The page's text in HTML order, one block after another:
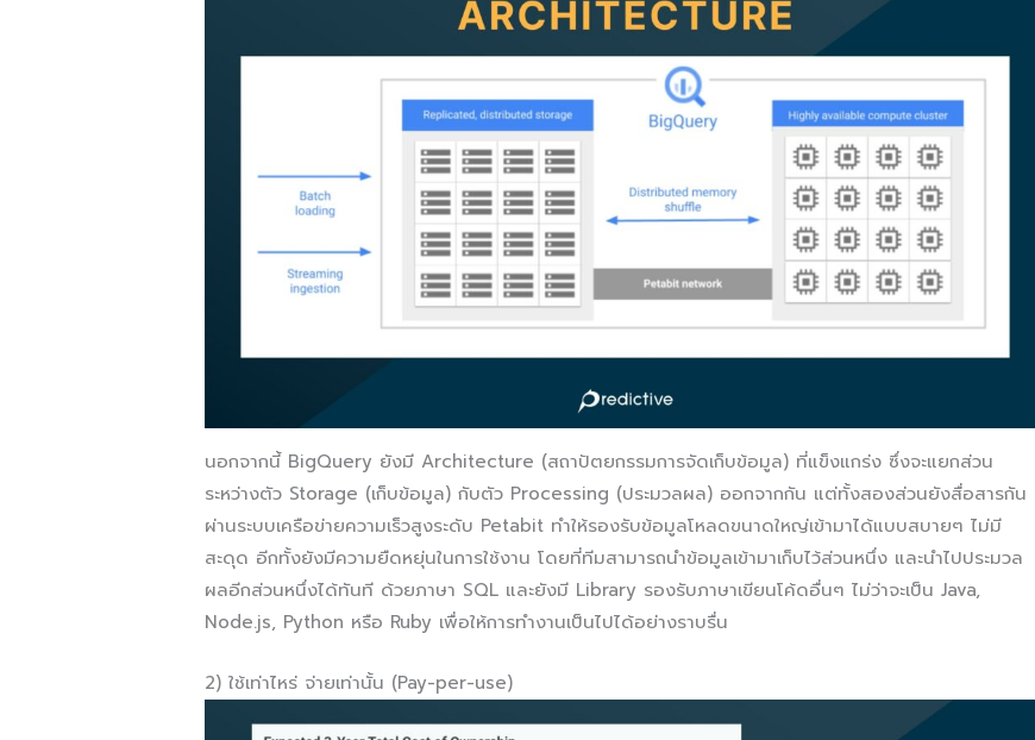
นอกจากนี้ BigQuery ยังมี Architecture (สถาปัตยกรรมการจัดเก็บข้อมูล) ที่แข็งแกร่ง ซึ่งจะแยกส่วน
ระหว่างตัว Storage (เก็บข้อมูล) กับตัว Processing (ประมวลผล) ออกจากกัน แต่ทั้งสองส่วนยังสื่อสารกัน
ผ่านระบบเครือข่ายความเร็วสูงระดับ Petabit ทำให้รองรับข้อมูลโหลดขนาดใหญ่เข้ามาได้แบบสบายๆ ไม่มี
สะดุด อีกทั้งยังมีความยืดหยุ่นในการใช้งาน โดยที่ทีมสามารถนำข้อมูลเข้ามาเก็บไว้ส่วนหนึ่ง และนำไปประมวล
ผลอีกส่วนหนึ่งได้ทันที ด้วยภาษา SQL และยังมี Library รองรับภาษาเขียนโค้ดอื่นๆ ไม่ว่าจะเป็น Java,
Node.js, Python หรือ Ruby เพื่อให้การทำงานเป็นไปได้อย่างราบรื่น
2) ใช้เท่าไหร่ จ่ายเท่านั้น (Pay-per-use)